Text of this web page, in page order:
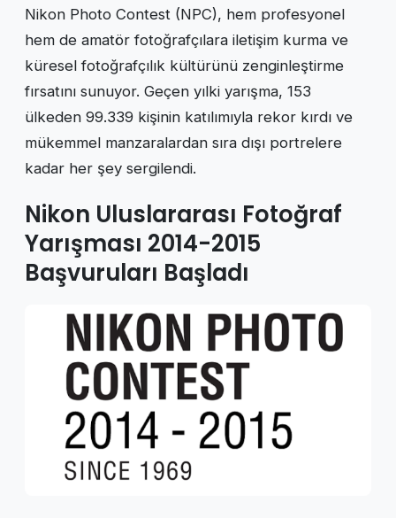
Nikon Photo Contest (NPC), hem profesyonel
hem de amatör fotoğrafçılara iletişim kurma ve
küresel fotoğrafçılık kültürünü zenginleştirme
fırsatını sunuyor. Geçen yılki yarışma, 153
ülkeden 99.339 kişinin katılımıyla rekor kırdı ve
mükemmel manzaralardan sıra dışı portrelere
kadar her şey sergilendi.
Nikon Uluslararası Fotoğraf
Yarışması 2014-2015
Başvuruları Başladı